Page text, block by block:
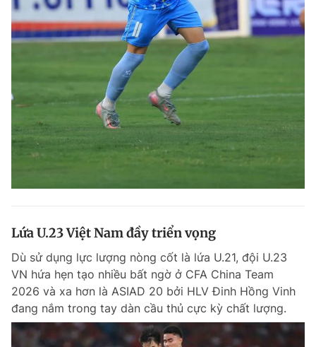
Lứa U.23 Việt Nam đầy triển vọng
Dù sử dụng lực lượng nòng cốt là lứa U.21, đội U.23
VN hứa hẹn tạo nhiều bất ngờ ở CFA China Team
2026 và xa hơn là ASIAD 20 bởi HLV Đinh Hồng Vinh
đang nắm trong tay dàn cầu thủ cực kỳ chất lượng.